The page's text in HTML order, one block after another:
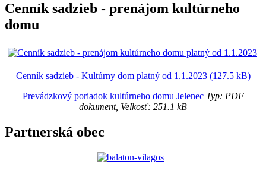
Cenník sadzieb - prenájom kultúrneho
domu
Cenník sadzieb - Kultúrny dom platný od 1.1.2023 (127.5 kB)
Prevádzkový poriadok kultúrneho domu JelenecTyp: PDF
dokument, Velkosť: 251.1 kB
Partnerská obec